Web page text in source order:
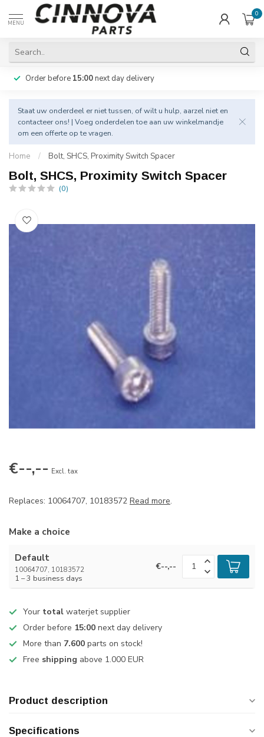
MENU
0
Order before 15:00next day delivery
Staat uw onderdeel er niet tussen, of wilt u hulp, aarzel niet en
contacteer ons! | Voeg onderdelen toe aan uw winkelmandje
om een offerte op te vragen.
Home / Bolt, SHCS, Proximity Switch Spacer
Bolt, SHCS, Proximity Switch Spacer
(0)
€--,-- Excl. tax
Replaces: 10064707, 10183572 Read more.
Make a choice
Default
10064707, 10183572
1 – 3 business days
€--,--
Your total waterjet supplier
Order before 15:00 next day delivery
More than 7.600 parts on stock!
Free shipping above 1.000 EUR
Product description
Specifications